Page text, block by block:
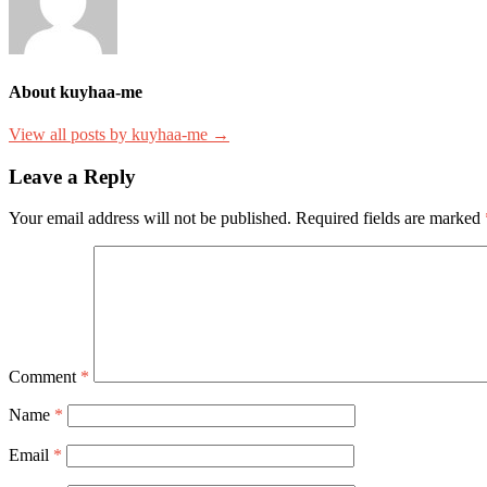
About kuyhaa-me
View all posts by kuyhaa-me →
Leave a Reply
Your email address will not be published. Required fields are marked
Comment *
Name *
Email *